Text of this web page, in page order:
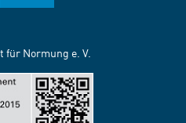
für Normung e. V.